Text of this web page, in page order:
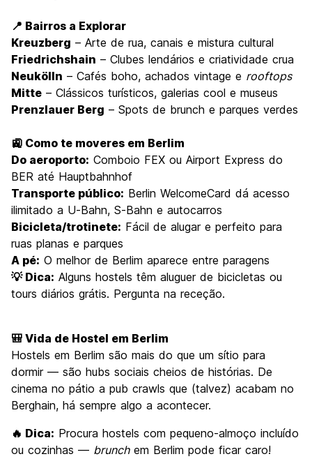
📍 Bairros a Explorar
Kreuzberg – Arte de rua, canais e mistura cultural
Friedrichshain – Clubes lendários e criatividade crua
Neukölln – Cafés boho, achados vintage e rooftops
Mitte – Clássicos turísticos, galerias cool e museus
Prenzlauer Berg – Spots de brunch e parques verdes
🚉 Como te moveres em Berlim
Do aeroporto: Comboio FEX ou Airport Express do
BER até Hauptbahnhof
Transporte público: Berlin WelcomeCard dá acesso
ilimitado a U-Bahn, S-Bahn e autocarros
Bicicleta/trotinete: Fácil de alugar e perfeito para
ruas planas e parques
A pé: O melhor de Berlim aparece entre paragens
💡 Dica: Alguns hostels têm aluguer de bicicletas ou
tours diários grátis. Pergunta na receção.
🎒 Vida de Hostel em Berlim
Hostels em Berlim são mais do que um sítio para
dormir — são hubs sociais cheios de histórias. De
cinema no pátio a pub crawls que (talvez) acabam no
Berghain, há sempre algo a acontecer.
🔥 Dica: Procura hostels com pequeno-almoço incluído
ou cozinhas — brunchem Berlim pode ficar caro!